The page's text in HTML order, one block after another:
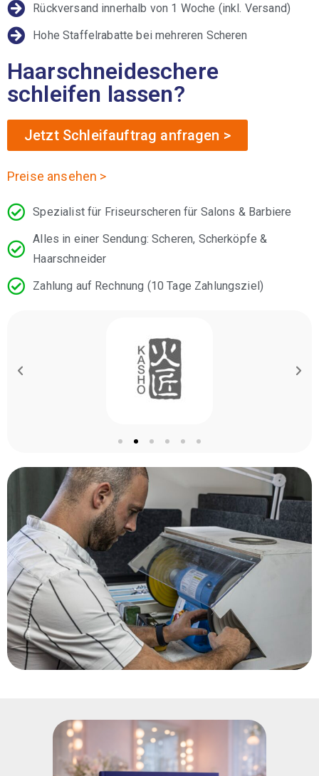
Rückversand innerhalb von 1 Woche (inkl. Versand)
Hohe Staffelrabatte bei mehreren Scheren
Haarschneideschere
schleifen lassen?
Jetzt Schleifauftrag anfragen >
Preise ansehen >
Spezialist für Friseurscheren für Salons & Barbiere
Alles in einer Sendung: Scheren, Scherköpfe &
Haarschneider
Zahlung auf Rechnung (10 Tage Zahlungsziel)